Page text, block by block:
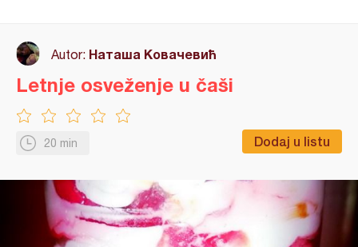
Autor: Наташа Ковачевић
20 min Dodaj u listu
Letnje osveženje u čaši